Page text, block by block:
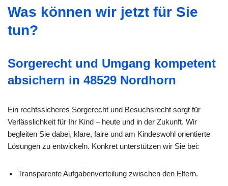
Was können wir jetzt für Sie
tun?
Sorgerecht und Umgang kompetent
absichern in 48529 Nordhorn
Ein rechtssicheres Sorgerecht und Besuchsrecht sorgt für
Verlässlichkeit für Ihr Kind – heute und in der Zukunft. Wir
begleiten Sie dabei, klare, faire und am Kindeswohl orientierte
Lösungen zu entwickeln. Konkret unterstützen wir Sie bei:
Transparente Aufgabenverteilung zwischen den Eltern.